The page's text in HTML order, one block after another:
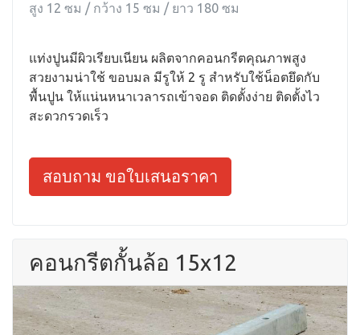
สูง 12 ซม / กว้าง 15 ซม / ยาว 180 ซม
แท่งปูนมีผิวเรียบเนียน ผลิตจากคอนกรีตคุณภาพสูง
สวยงามน่าใช้ ขอบมล มีรูให้ 2 รู สำหรับใช้น็อตยึดกับ
พื้นปูน ให้แน่นหนาเวลารถเข้าจอด ติดตั้งง่าย ติดตั้งไว
สะดวกรวดเร็ว
สอบถาม ขอใบเสนอราคา
คอนกรีตกั้นล้อ 15x12